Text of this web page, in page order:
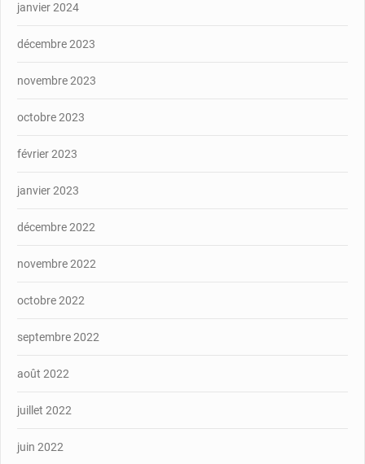
janvier 2024
décembre 2023
novembre 2023
octobre 2023
février 2023
janvier 2023
décembre 2022
novembre 2022
octobre 2022
septembre 2022
août 2022
juillet 2022
juin 2022